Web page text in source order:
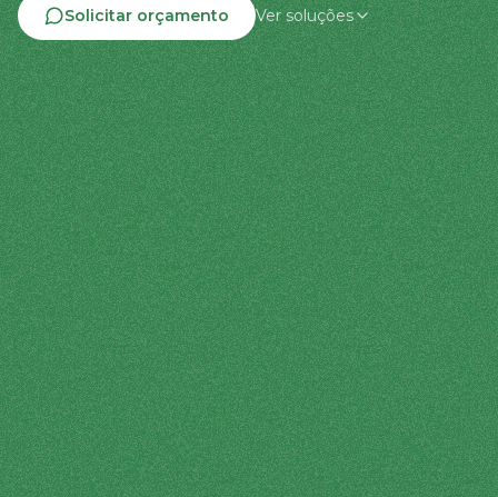
Solicitar orçamento Ver soluções